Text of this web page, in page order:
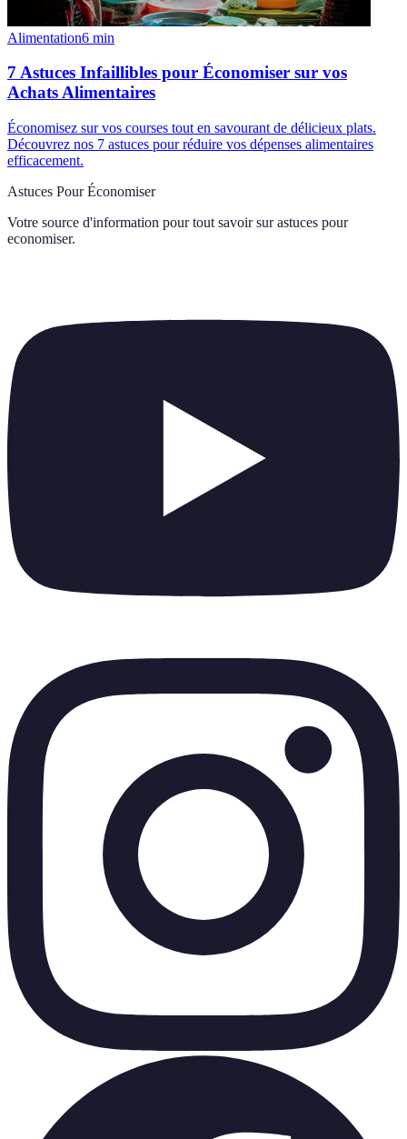
Alimentation6 min
7 Astuces Infaillibles pour Économiser sur vos
Achats Alimentaires
Économisez sur vos courses tout en savourant de délicieux plats.
Découvrez nos 7 astuces pour réduire vos dépenses alimentaires
efficacement.
Astuces Pour Économiser
Votre source d'information pour tout savoir sur astuces pour
economiser.